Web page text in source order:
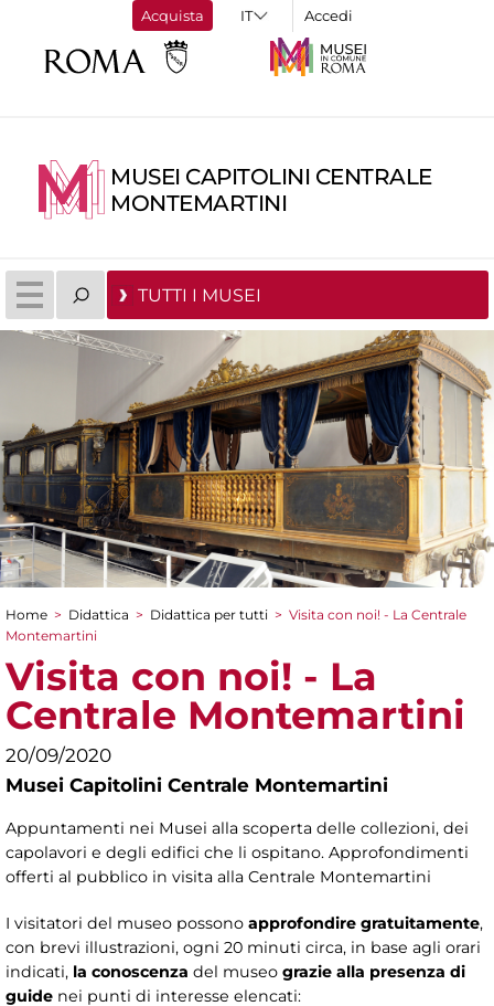
Acquista Accedi
MUSEI CAPITOLINI CENTRALE
MONTEMARTINI
TUTTI I MUSEI
Tu sei qui
Home > Didattica > Didattica per tutti > Visita con noi! - La Centrale
Montemartini
Visita con noi! - La
Centrale Montemartini
20/09/2020
Musei Capitolini Centrale Montemartini
Appuntamenti nei Musei alla scoperta delle collezioni, dei
capolavori e degli edifici che li ospitano. Approfondimenti
offerti al pubblico in visita alla Centrale Montemartini
I visitatori del museo possono approfondire gratuitamente,
con brevi illustrazioni, ogni 20 minuti circa, in base agli orari
indicati, la conoscenza del museo grazie alla presenza di
guide nei punti di interesse elencati: